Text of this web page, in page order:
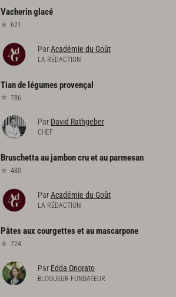
Vacheringlacé
621
ParAcadémie du Goût
LA RÉDACTION
Tiande légumesprovençal
786
Par David Rathgeber
CHEF
Bruschettaaujamboncruetauparmesan
480
ParAcadémie du Goût
LA RÉDACTION
Pâtesauxcourgettesetaumascarpone
724
Par Edda Onorato
BLOGUEUR FONDATEUR